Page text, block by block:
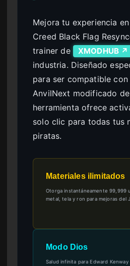
Mejora tu experiencia en
Creed Black Flag
trainer de
XMODHUB ↗
industria. Diseñado
para ser compatible
AnvilNext modificado
herramienta ofrece
solo clic para todas tus
piratas.
Materiales ilimitados
Otorga instantáneamente 99,999
metal, tela y ron para mejoras del
Modo Dios
Salud infinita para Edward